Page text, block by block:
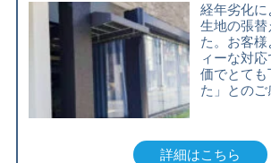
経年劣化に
生地の張替
た。お客
ィーな対
価でとても
た」との
詳細はこちら